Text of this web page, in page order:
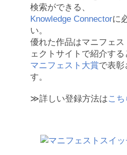
検索ができる、
Knowledge Connectorに
い。
優れた作品はマニフェ
ェクトサイトで紹介する
マニフェスト大賞で表彰
す。
≫詳しい登録方法はこち